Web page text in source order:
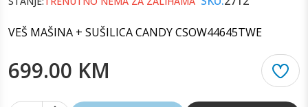
VEŠ MAŠINA + SUŠILICA CANDY CSOW44645TWE
699.00 KM